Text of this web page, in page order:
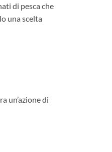
di pesca che
una scelta
un’azione di